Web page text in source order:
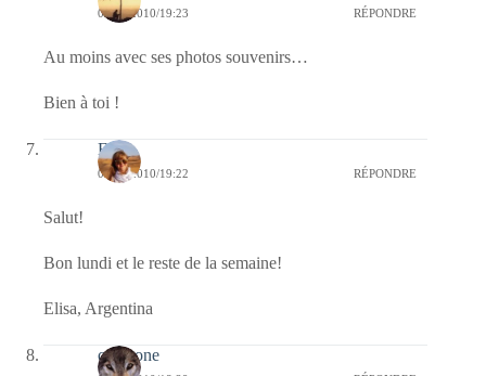
03/05/2010/19:23 RÉPONDRE
Au moins avec ses photos souvenirs…
Bien à toi !
Elisa
03/05/2010/19:22 RÉPONDRE
Salut!
Bon lundi et le reste de la semaine!
Elisa, Argentina
cortisone